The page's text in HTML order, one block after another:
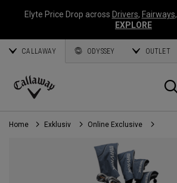
Elyte Price Drop across Drivers, Fairways,
EXPLORE
CALLAWAY ODYSSEY OUTLET
Callaway
Golf
Home Exklusiv Online Exclusive